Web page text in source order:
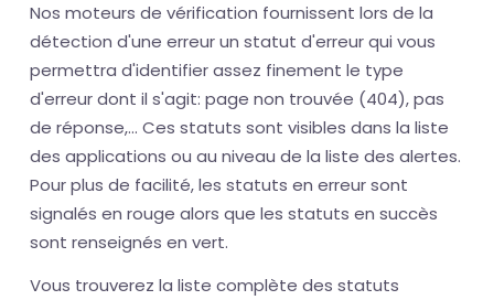
Nos moteurs de vérification fournissent lors de la
détection d'une erreur un statut d'erreur qui vous
permettra d'identifier assez finement le type
d'erreur dont il s'agit: page non trouvée (404), pas
de réponse,... Ces statuts sont visibles dans la liste
des applications ou au niveau de la liste des alertes.
Pour plus de facilité, les statuts en erreur sont
signalés en rouge alors que les statuts en succès
sont renseignés en vert.
Vous trouverez la liste complète des statuts